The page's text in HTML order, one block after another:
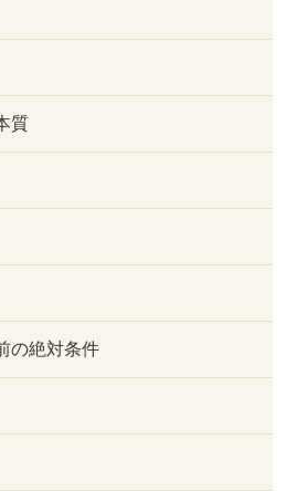
質
の絶対条件